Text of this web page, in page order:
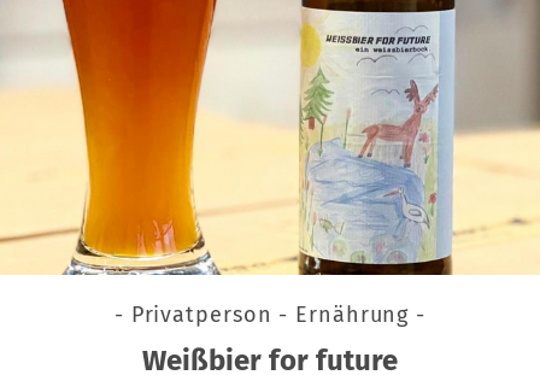
- Privatperson - Ernährung -
Weißbier for future